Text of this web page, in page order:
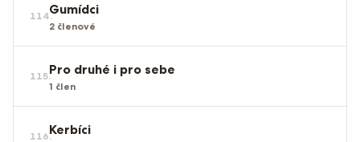
114.Gumídci
2 členové
115.Pro druhé i pro sebe
1 člen
116.Kerbíci